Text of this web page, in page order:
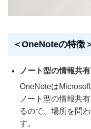
＜OneNoteの特徴
ノート型の情報共
OneNoteは
ノート型の情報共
るので、場所を問
す。